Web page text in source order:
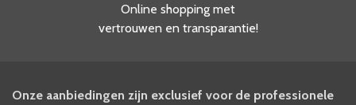
Online shopping met
vertrouwen en transparantie!
Onze aanbiedingen zijn exclusief voor de professionele